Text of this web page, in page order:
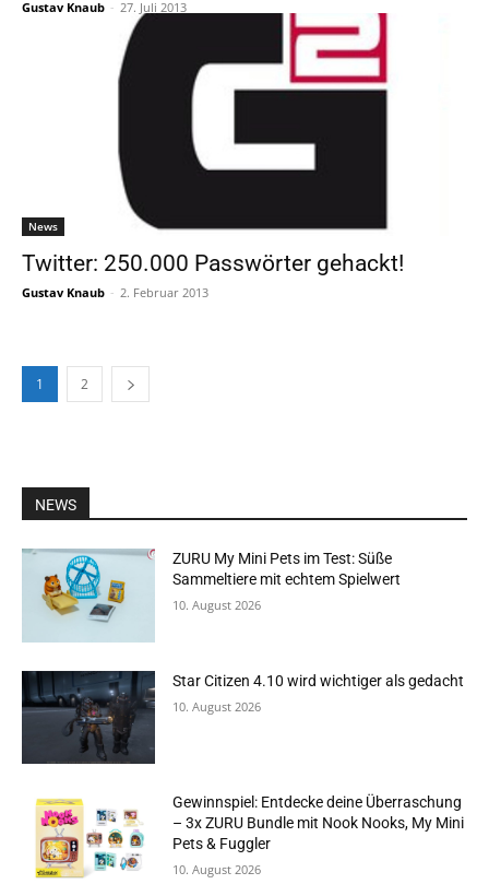
Gustav Knaub - 27. Juli 2013
News
Twitter: 250.000 Passwörter gehackt!
Gustav Knaub - 2. Februar 2013
1 2
NEWS
ZURU My Mini Pets im Test: Süße
Sammeltiere mit echtem Spielwert
10. August 2026
Star Citizen 4.10 wird wichtiger als gedacht
10. August 2026
Gewinnspiel: Entdecke deine Überraschung
– 3x ZURU Bundle mit Nook Nooks, My Mini
Pets & Fuggler
10. August 2026